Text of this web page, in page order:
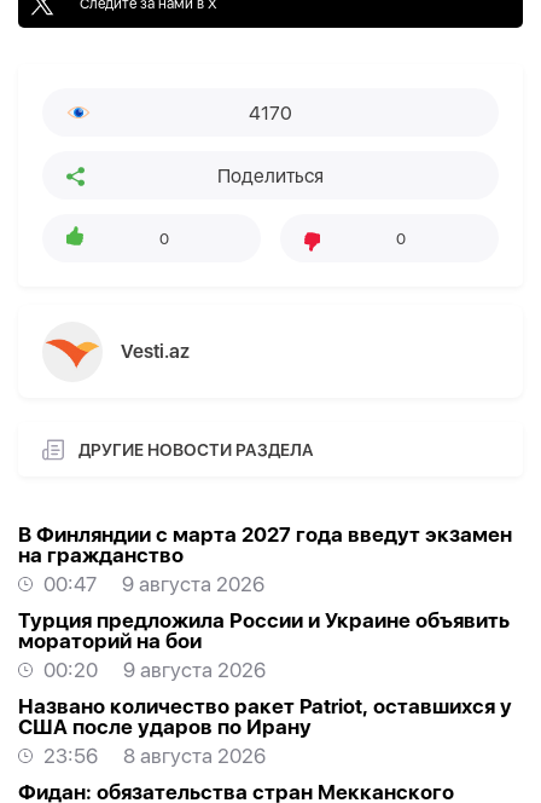
4170
Поделиться
0 0
Vesti.az
ДРУГИЕ НОВОСТИ РАЗДЕЛА
В Финляндии с марта 2027 года введут экзамен
на гражданство
00:47
9 августа 2026
Турция предложила России и Украине объявить
мораторий на бои
00:20
9 августа 2026
Названо количество ракет Patriot, оставшихся у
США после ударов по Ирану
23:56
8 августа 2026
Фидан: обязательства стран Мекканского